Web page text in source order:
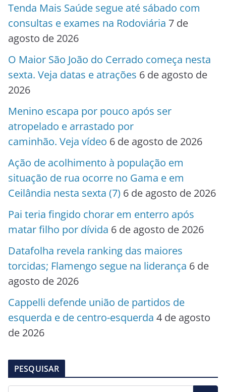
Tenda Mais Saúde segue até sábado com
consultas e exames na Rodoviária 7 de
agosto de 2026
O Maior São João do Cerrado começa nesta
sexta. Veja datas e atrações 6 de agosto de
2026
Menino escapa por pouco após ser
atropelado e arrastado por
caminhão. Veja vídeo 6 de agosto de 2026
Ação de acolhimento à população em
situação de rua ocorre no Gama e em
Ceilândia nesta sexta (7) 6 de agosto de 2026
Pai teria fingido chorar em enterro após
matar filho por dívida 6 de agosto de 2026
Datafolha revela ranking das maiores
torcidas; Flamengo segue na liderança 6 de
agosto de 2026
Cappelli defende união de partidos de
esquerda e de centro-esquerda 4 de agosto
de 2026
PESQUISAR